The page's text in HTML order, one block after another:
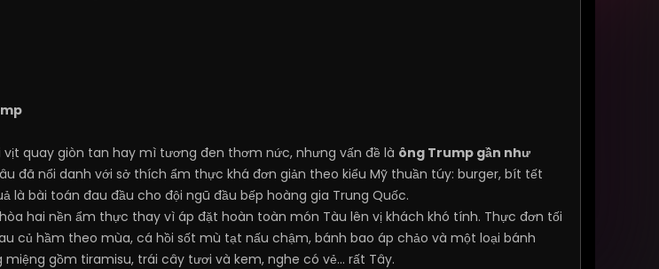
quay giòn tan hay mì tương đen thơm nức, nhưng vấn đề là ông Trump gần như
đã nổi danh với sở thích ẩm thực khá đơn giản theo kiểu Mỹ thuần túy: burger, bít tết
là bài toán đau đầu cho đội ngũ đầu bếp hoàng gia Trung Quốc.
hai nền ẩm thực thay vì áp đặt hoàn toàn món Tàu lên vị khách khó tính. Thực đơn tối
củ hầm theo mùa, cá hồi sốt mù tạt nấu chậm, bánh bao áp chảo và một loại bánh
gồm tiramisu, trái cây tươi và kem, nghe có vẻ... rất Tây.